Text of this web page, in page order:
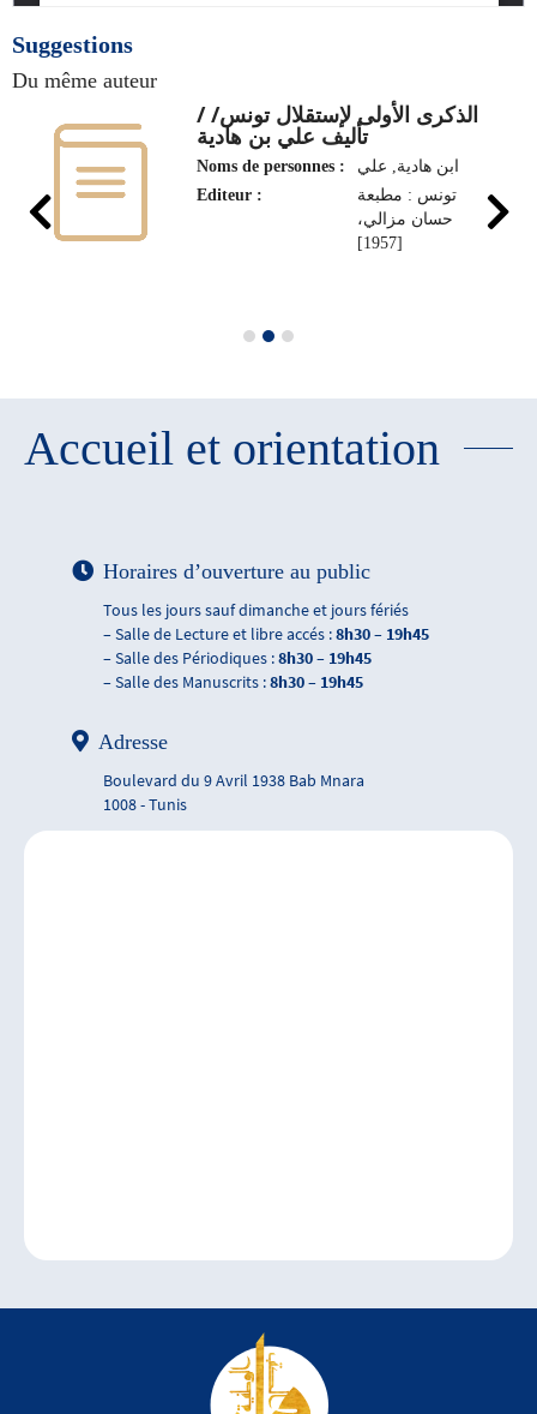
Suggestions
Du même auteur
الذكرى الأولى لإستقلال تونس/ /
تأليف علي بن هادية
Noms de personnes :
ابن هادية, علي
Editeur :
تونس : مطبعة
حسان مزالي،
[1957]
Accueil et orientation
Horaires d’ouverture au public
Tous les jours sauf dimanche et jours fériés
– Salle de Lecture et libre accés :8h30 – 19h45
– Salle des Périodiques :8h30 – 19h45
– Salle des Manuscrits :8h30 – 19h45
Adresse
Boulevard du 9 Avril 1938 Bab Mnara
1008 - Tunis